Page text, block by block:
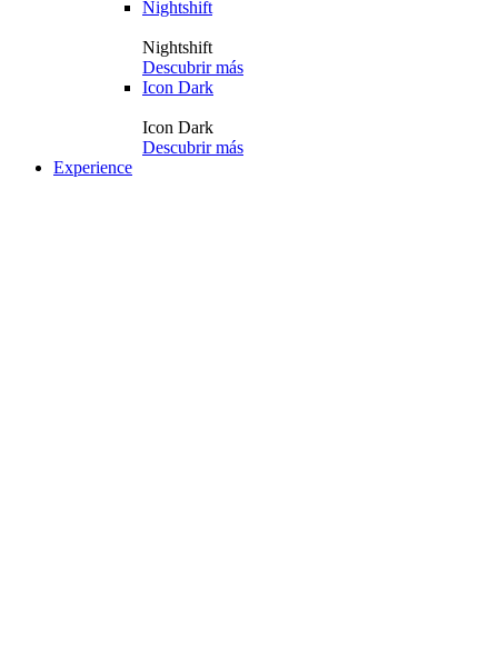
Nightshift
Nightshift
Descubrir más
Icon Dark
Icon Dark
Descubrir más
Experience